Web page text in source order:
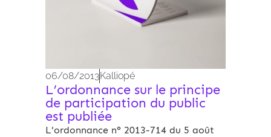
06/08/2013Kalliopé
L’ordonnance sur le principe
de participation du public
est publiée
L'ordonnance n° 2013-714 du 5 août